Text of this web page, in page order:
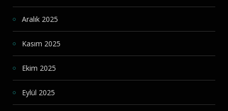
Aralık 2025
Kasım 2025
Ekim 2025
Eylül 2025